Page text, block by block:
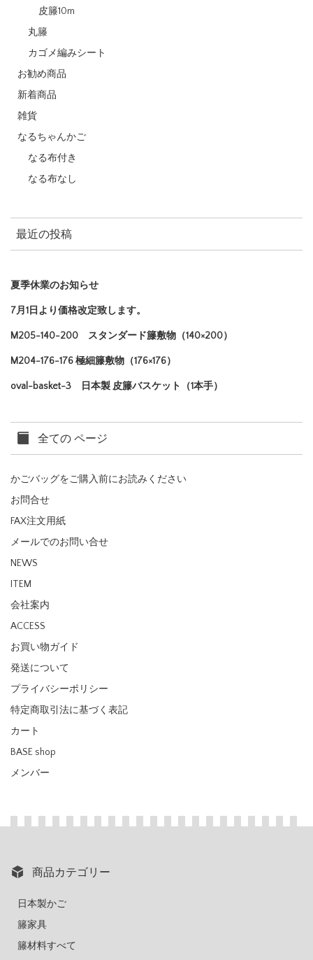
皮籐10m
丸籐
カゴメ編みシート
お勧め商品
新着商品
雑貨
なるちゃんかご
なる布付き
なる布なし
最近の投稿
夏季休業のお知らせ
7月1日より価格改定致します。
M205-140-200 スタンダード籐敷物（140×200）
M204-176-176 極細籐敷物（176×176）
oval-basket-3 日本製 皮籐バスケット（1本手）
全ての ページ
かごバッグをご購入前にお読みください
お問合せ
FAX注文用紙
メールでのお問い合せ
NEWS
ITEM
会社案内
ACCESS
お買い物ガイド
発送について
プライバシーポリシー
特定商取引法に基づく表記
カート
BASE shop
メンバー
商品カテゴリー
日本製かご
籐家具
籐材料すべて